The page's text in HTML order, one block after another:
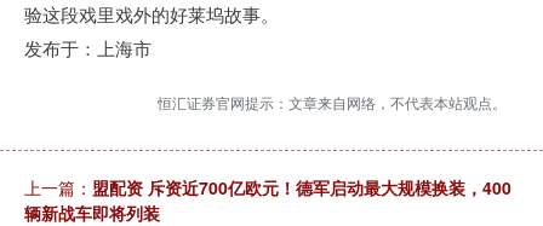
验这段戏里戏外的好莱坞故事。
发布于：上海市
恒汇证券官网提示：文章来自网络，不代表本站观点。
上一篇： 盟配资 斥资近700亿欧元！德军启动最大规模换装，400
辆新战车即将列装